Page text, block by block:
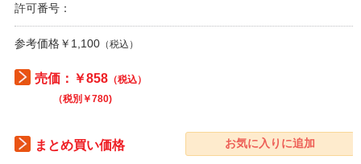
許可番号：
参考価格￥1,100 （税込）
売価：￥858 （税込）
（税別￥780)
まとめ買い価格